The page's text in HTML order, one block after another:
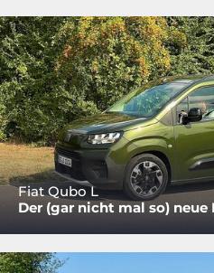
Fiat Qubo L
Der (gar nicht mal so)